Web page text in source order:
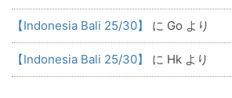
【Indonesia Bali 25/30】 に Go より
【Indonesia Bali 25/30】 に Hk より